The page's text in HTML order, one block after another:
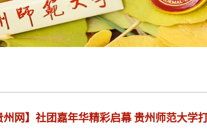
州网】社团嘉年华精彩启幕 贵州师范大学